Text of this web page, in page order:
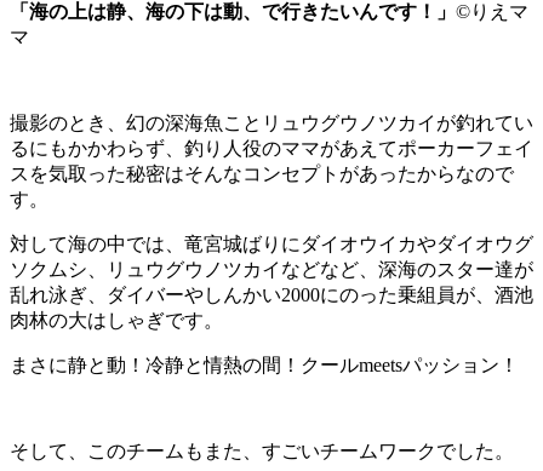
「海の上は静、海の下は動、で行きたいんです！」 ©りえマ
マ
撮影のとき、幻の深海魚ことリュウグウノツカイが釣れてい
るにもかかわらず、釣り人役のママがあえてポーカーフェイ
スを気取った秘密はそんなコンセプトがあったからなので
す。
対して海の中では、竜宮城ばりにダイオウイカやダイオウグ
ソクムシ、リュウグウノツカイなどなど、深海のスター達が
乱れ泳ぎ、ダイバーやしんかい2000にのった乗組員が、酒池
肉林の大はしゃぎです。
まさに静と動！冷静と情熱の間！クールmeetsパッション！
そして、このチームもまた、すごいチームワークでした。